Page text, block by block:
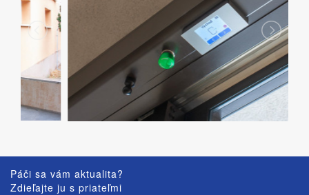
Páči sa vám aktualita?
Zdieľajte ju s priateľmi